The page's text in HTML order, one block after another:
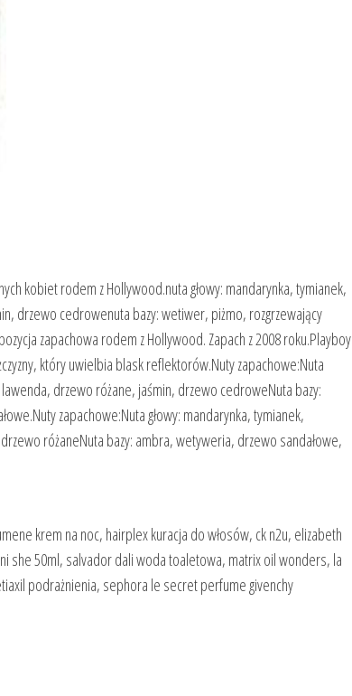
kobiet rodem z Hollywood.nuta głowy: mandarynka, tymianek,
drzewo cedrowenuta bazy: wetiwer, piżmo, rozgrzewający
zapachowa rodem z Hollywood. Zapach z 2008 roku.Playboy
który uwielbia blask reflektorów.Nuty zapachowe:Nuta
drzewo różane, jaśmin, drzewo cedroweNuta bazy:
zapachowe:Nuta głowy: mandarynka, tymianek,
różaneNuta bazy: ambra, wetyweria, drzewo sandałowe,
krem na noc, hairplex kuracja do włosów, ck n2u, elizabeth
she 50ml, salvador dali woda toaletowa, matrix oil wonders, la
podrażnienia, sephora le secret perfume givenchy